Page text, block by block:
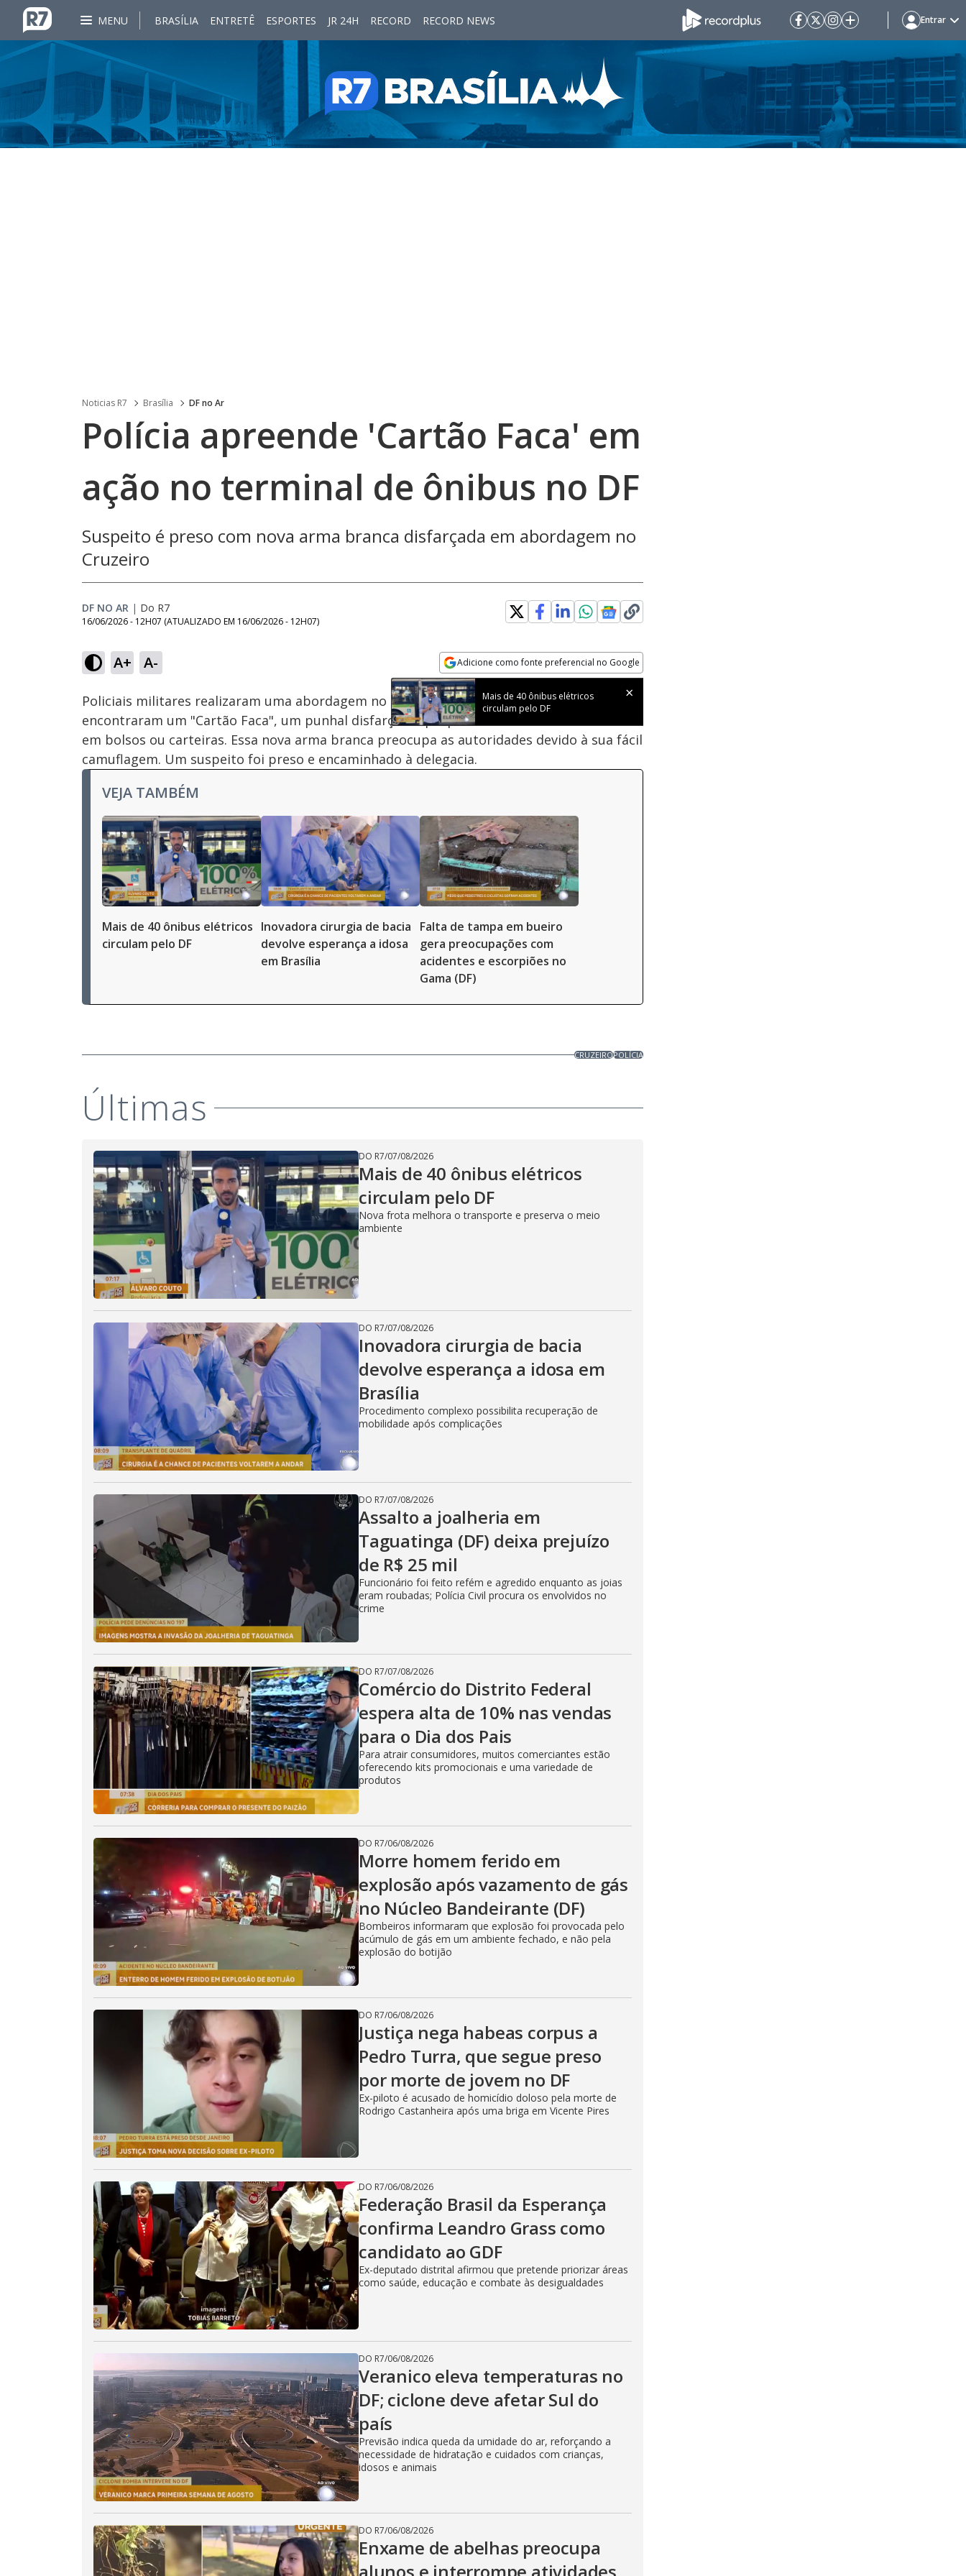
MENU BRASÍLIA ENTRETÊ ESPORTES JR 24H RECORD RECORD NEWS Entrar
Noticias R7 Brasília DF no Ar
Polícia apreende 'Cartão Faca' em
ação no terminal de ônibus no DF
Suspeito é preso com nova arma branca disfarçada em abordagem no
Cruzeiro
DF NO AR | Do R7
16/06/2026 - 12H07 (ATUALIZADO EM 16/06/2026 - 12H07)
A+ A- Adicione como fonte preferencial no Google
Opens in new window
Mais de 40 ônibus elétricos
circulam pelo DF
Ativar
Som
Velocidade
Policiais militares realizaram uma abordagem no terminal de ônibus do Cruzeiro e
encontraram um "Cartão Faca", um punhal disfarçado que pode ser facilmente escondido
em bolsos ou carteiras. Essa nova arma branca preocupa as autoridades devido à sua fácil
camuflagem. Um suspeito foi preso e encaminhado à delegacia.
VEJA TAMBÉM
Mais de 40 ônibus elétricos
circulam pelo DF
Inovadora cirurgia de bacia
devolve esperança a idosa
em Brasília
Falta de tampa em bueiro
gera preocupações com
acidentes e escorpiões no
Gama (DF)
CRUZEIROPOLÍCIA
Últimas
DO R7/07/08/2026
Mais de 40 ônibus elétricos
circulam pelo DF
Nova frota melhora o transporte e preserva o meio
ambiente
DO R7/07/08/2026
Inovadora cirurgia de bacia
devolve esperança a idosa em
Brasília
Procedimento complexo possibilita recuperação de
mobilidade após complicações
DO R7/07/08/2026
Assalto a joalheria em
Taguatinga (DF) deixa prejuízo
de R$ 25 mil
Funcionário foi feito refém e agredido enquanto as joias
eram roubadas; Polícia Civil procura os envolvidos no
crime
DO R7/07/08/2026
Comércio do Distrito Federal
espera alta de 10% nas vendas
para o Dia dos Pais
Para atrair consumidores, muitos comerciantes estão
oferecendo kits promocionais e uma variedade de
produtos
DO R7/06/08/2026
Morre homem ferido em
explosão após vazamento de gás
no Núcleo Bandeirante (DF)
Bombeiros informaram que explosão foi provocada pelo
acúmulo de gás em um ambiente fechado, e não pela
explosão do botijão
DO R7/06/08/2026
Justiça nega habeas corpus a
Pedro Turra, que segue preso
por morte de jovem no DF
Ex-piloto é acusado de homicídio doloso pela morte de
Rodrigo Castanheira após uma briga em Vicente Pires
DO R7/06/08/2026
Federação Brasil da Esperança
confirma Leandro Grass como
candidato ao GDF
Ex-deputado distrital afirmou que pretende priorizar áreas
como saúde, educação e combate às desigualdades
DO R7/06/08/2026
Veranico eleva temperaturas no
DF; ciclone deve afetar Sul do
país
Previsão indica queda da umidade do ar, reforçando a
necessidade de hidratação e cuidados com crianças,
idosos e animais
DO R7/06/08/2026
Enxame de abelhas preocupa